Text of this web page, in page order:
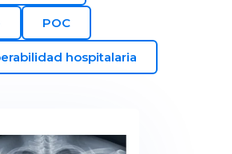
POC
hospitalaria